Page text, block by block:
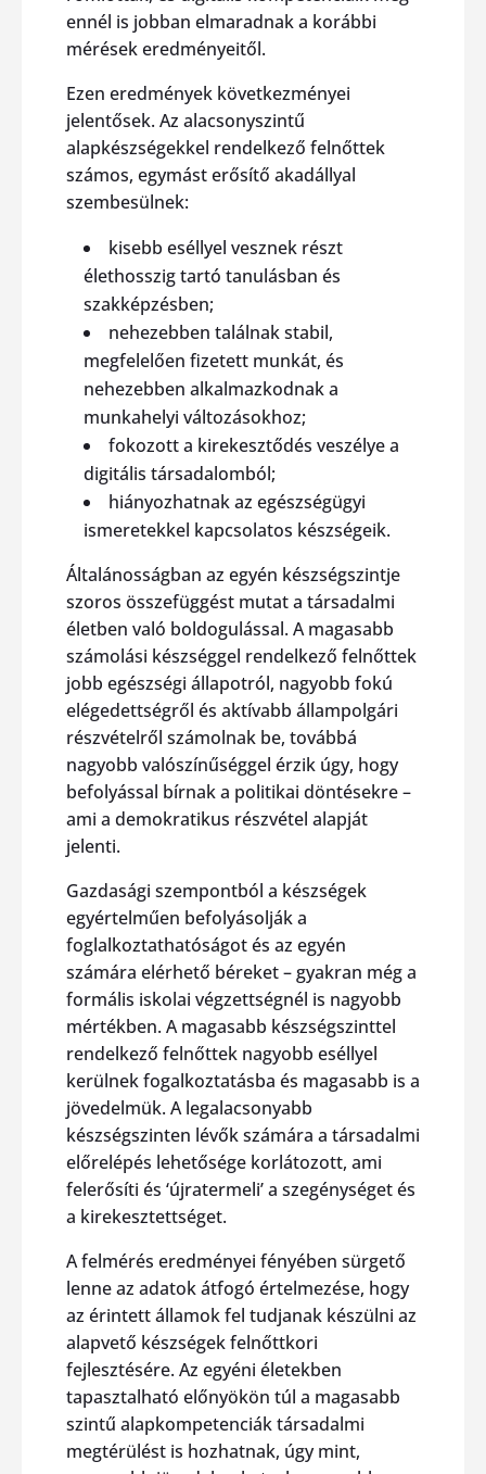
ennél is jobban elmaradnak a korábbi
mérések eredményeitől.
Ezen eredmények következményei
jelentősek. Az alacsonyszintű
alapkészségekkel rendelkező felnőttek
számos, egymást erősítő akadállyal
szembesülnek:
kisebb eséllyel vesznek részt
élethosszig tartó tanulásban és
szakképzésben;
nehezebben találnak stabil,
megfelelően fizetett munkát, és
nehezebben alkalmazkodnak a
munkahelyi változásokhoz;
fokozott a kirekesztődés veszélye a
digitális társadalomból;
hiányozhatnak az egészségügyi
ismeretekkel kapcsolatos készségeik.
Általánosságban az egyén készségszintje
szoros összefüggést mutat a társadalmi
életben való boldogulással. A magasabb
számolási készséggel rendelkező felnőttek
jobb egészségi állapotról, nagyobb fokú
elégedettségről és aktívabb állampolgári
részvételről számolnak be, továbbá
nagyobb valószínűséggel érzik úgy, hogy
befolyással bírnak a politikai döntésekre –
ami a demokratikus részvétel alapját
jelenti.
Gazdasági szempontból a készségek
egyértelműen befolyásolják a
foglalkoztathatóságot és az egyén
számára elérhető béreket – gyakran még a
formális iskolai végzettségnél is nagyobb
mértékben. A magasabb készségszinttel
rendelkező felnőttek nagyobb eséllyel
kerülnek fogalkoztatásba és magasabb is a
jövedelmük. A legalacsonyabb
készségszinten lévők számára a társadalmi
előrelépés lehetősége korlátozott, ami
felerősíti és ‘újratermeli’ a szegénységet és
a kirekesztettséget.
A felmérés eredményei fényében sürgető
lenne az adatok átfogó értelmezése, hogy
az érintett államok fel tudjanak készülni az
alapvető készségek felnőttkori
fejlesztésére. Az egyéni életekben
tapasztalható előnyökön túl a magasabb
szintű alapkompetenciák társadalmi
megtérülést is hozhatnak, úgy mint,